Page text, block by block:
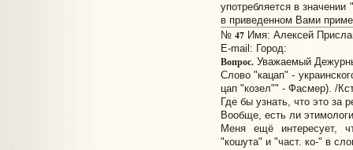
употребляется в значении "
в приведенном Вами
№ 47Имя: Алексей
E-mail: Город:
Вопрос.Уважаемый
Слово "кацап" -
цап "козел"" - Фасмер). /
Где бы узнать, что это за
Вообще, есть ли
Меня ещё интересует,
"кошута" и "част. ко-" в